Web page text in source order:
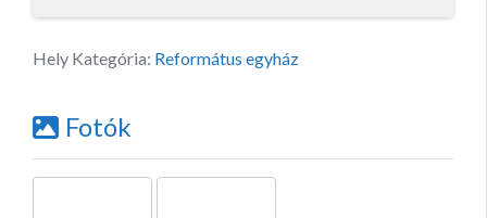
Hely Kategória: Református egyház
Fotók